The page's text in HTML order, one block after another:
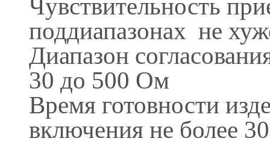
Чувствительность
поддиапазонах не
Диапазон
30 до 500 Ом
Время готовности
включения не более